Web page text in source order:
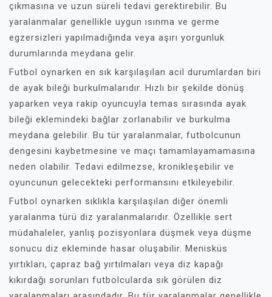
çıkmasına ve uzun süreli tedavi gerektirebilir. Bu
yaralanmalar genellikle uygun ısınma ve germe
egzersizleri yapılmadığında veya aşırı yorgunluk
durumlarında meydana gelir.
Futbol oynarken en sık karşılaşılan acil durumlardan biri
de ayak bileği burkulmalarıdır. Hızlı bir şekilde dönüş
yaparken veya rakip oyuncuyla temas sırasında ayak
bileği eklemindeki bağlar zorlanabilir ve burkulma
meydana gelebilir. Bu tür yaralanmalar, futbolcunun
dengesini kaybetmesine ve maçı tamamlayamamasına
neden olabilir. Tedavi edilmezse, kronikleşebilir ve
oyuncunun gelecekteki performansını etkileyebilir.
Futbol oynarken sıklıkla karşılaşılan diğer önemli
yaralanma türü diz yaralanmalarıdır. Özellikle sert
müdahaleler, yanlış pozisyonlara düşmek veya düşme
sonucu diz ekleminde hasar oluşabilir. Menisküs
yırtıkları, çapraz bağ yırtılmaları veya diz kapağı
kıkırdağı sorunları futbolcularda sık görülen diz